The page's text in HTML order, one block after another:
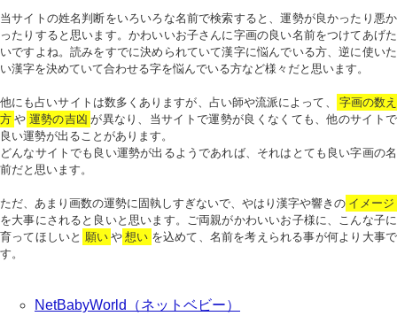
当サイトの姓名判断をいろいろな名前で検索すると、運勢が良かったり悪か
ったりすると思います。かわいいお子さんに字画の良い名前をつけてあげた
いですよね。読みをすでに決められていて漢字に悩んでいる方、逆に使いた
い漢字を決めていて合わせる字を悩んでいる方など様々だと思います。
他にも占いサイトは数多くありますが、占い師や流派によって、
字画の数え
方 や 運勢の吉凶 が異なり、当サイトで運勢が良くなくても、他のサイトで
良い運勢が出ることがあります。
どんなサイトでも良い運勢が出るようであれば、それはとても良い字画の名
前だと思います。
ただ、あまり画数の運勢に固執しすぎないで、やはり漢字や響きの イメージ
を大事にされると良いと思います。ご両親がかわいいお子様に、こんな子に
育ってほしいと 願い や 想い を込めて、名前を考えられる事が何より大事で
す。
NetBabyWorld（ネットベビー）